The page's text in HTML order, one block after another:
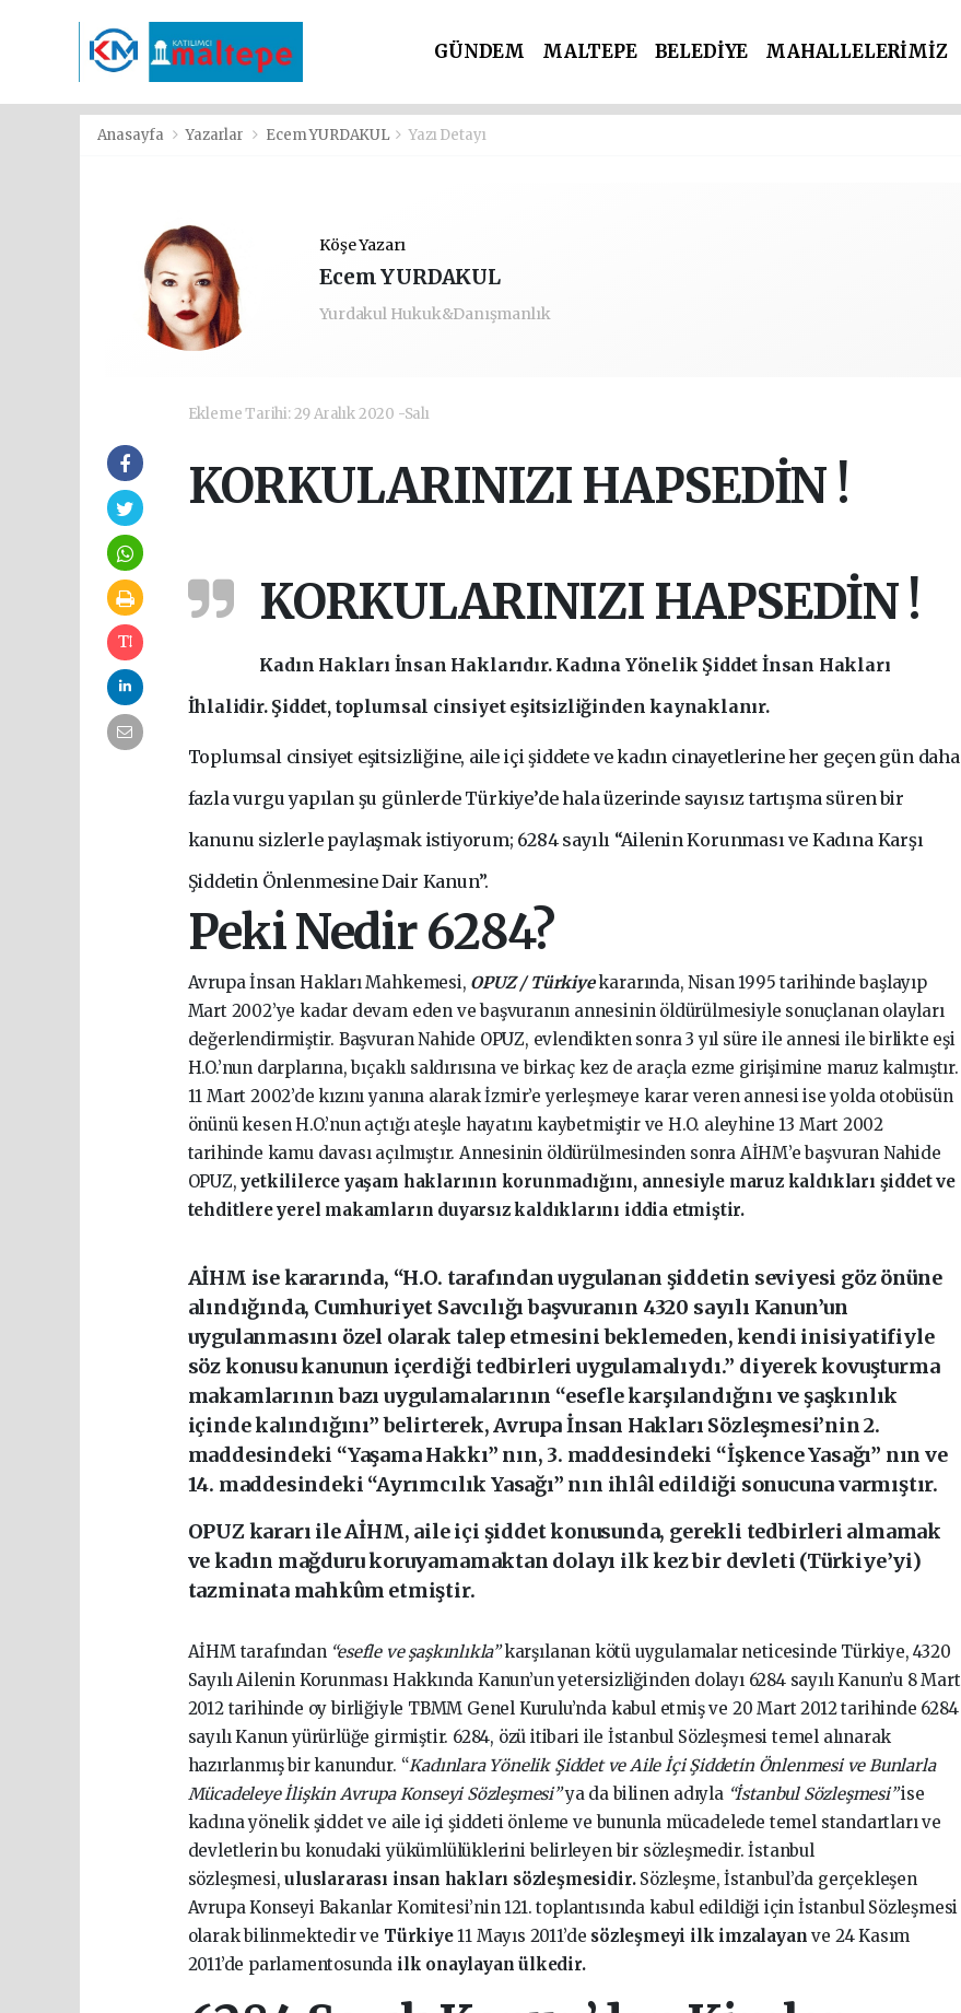
GÜNDEM MALTEPE BELEDİYE MAHALLELERİMİZ
Anasayfa Yazarlar Ecem YURDAKUL Yazı Detayı
Köşe Yazarı
Ecem YURDAKUL
Yurdakul Hukuk&Danışmanlık
Ekleme Tarihi: 29 Aralık 2020 -Salı
KORKULARINIZI HAPSEDİN !
KORKULARINIZI HAPSEDİN !
Kadın Hakları İnsan Haklarıdır. Kadına Yönelik Şiddet İnsan Hakları
İhlalidir. Şiddet, toplumsal cinsiyet eşitsizliğinden kaynaklanır.
Toplumsal cinsiyet eşitsizliğine, aile içi şiddete ve kadın cinayetlerine her geçen gün daha
fazla vurgu yapılan şu günlerde Türkiye’de hala üzerinde sayısız tartışma süren bir
kanunu sizlerle paylaşmak istiyorum; 6284 sayılı “Ailenin Korunması ve Kadına Karşı
Şiddetin Önlenmesine Dair Kanun”.
Peki Nedir 6284?
Avrupa İnsan Hakları Mahkemesi, OPUZ / Türkiyekararında, Nisan 1995 tarihinde başlayıp
Mart 2002’ye kadar devam eden ve başvuranın annesinin öldürülmesiyle sonuçlanan olayları
değerlendirmiştir. Başvuran Nahide OPUZ, evlendikten sonra 3 yıl süre ile annesi ile birlikte eşi
H.O.’nun darplarına, bıçaklı saldırısına ve birkaç kez de araçla ezme girişimine maruz kalmıştır.
11 Mart 2002’de kızını yanına alarak İzmir’e yerleşmeye karar veren annesi ise yolda otobüsün
önünü kesen H.O.’nun açtığı ateşle hayatını kaybetmiştir ve H.O. aleyhine 13 Mart 2002
tarihinde kamu davası açılmıştır. Annesinin öldürülmesinden sonra AİHM’e başvuran Nahide
OPUZ,yetkililerce yaşam haklarının korunmadığını, annesiyle maruz kaldıkları şiddet ve
tehditlere yerel makamların duyarsız kaldıklarını iddia etmiştir.
AİHM ise kararında, “H.O. tarafından uygulanan şiddetin seviyesi göz önüne
alındığında, Cumhuriyet Savcılığı başvuranın 4320 sayılı Kanun’un
uygulanmasını özel olarak talep etmesini beklemeden, kendi inisiyatifiyle
söz konusu kanunun içerdiği tedbirleri uygulamalıydı.” diyerek kovuşturma
makamlarının bazı uygulamalarının “esefle karşılandığını ve şaşkınlık
içinde kalındığını” belirterek, Avrupa İnsan Hakları Sözleşmesi’nin 2.
maddesindeki “Yaşama Hakkı” nın, 3. maddesindeki “İşkence Yasağı” nın ve
14. maddesindeki “Ayrımcılık Yasağı” nın ihlâl edildiği sonucuna varmıştır.
OPUZ kararı ile AİHM, aile içi şiddet konusunda, gerekli tedbirleri almamak
ve kadın mağduru koruyamamaktan dolayı ilk kez bir devleti (Türkiye’yi)
tazminata mahkûm etmiştir.
AİHM tarafından “esefle ve şaşkınlıkla”karşılanan kötü uygulamalar neticesinde Türkiye, 4320
Sayılı Ailenin Korunması Hakkında Kanun’un yetersizliğinden dolayı 6284 sayılı Kanun’u 8 Mart
2012 tarihinde oy birliğiyle TBMM Genel Kurulu’nda kabul etmiş ve 20 Mart 2012 tarihinde 6284
sayılı Kanun yürürlüğe girmiştir. 6284, özü itibari ile İstanbul Sözleşmesi temel alınarak
hazırlanmış bir kanundur. “Kadınlara Yönelik Şiddet ve Aile İçi Şiddetin Önlenmesi ve Bunlarla
Mücadeleye İlişkin Avrupa Konseyi Sözleşmesi”ya da bilinen adıyla “İstanbul Sözleşmesi”ise
kadına yönelik şiddet ve aile içi şiddeti önleme ve bununla mücadelede temel standartları ve
devletlerin bu konudaki yükümlülüklerini belirleyen bir sözleşmedir. İstanbul
sözleşmesi,uluslararası insan hakları sözleşmesidir. Sözleşme, İstanbul’da gerçekleşen
Avrupa Konseyi Bakanlar Komitesi’nin 121. toplantısında kabul edildiği için İstanbul Sözleşmesi
olarak bilinmektedir ve Türkiye11 Mayıs 2011’de sözleşmeyi ilk imzalayan ve 24 Kasım
2011’de parlamentosunda ilk onaylayan ülkedir.